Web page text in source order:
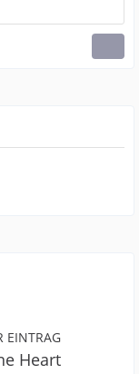
EINTRAG
Heart